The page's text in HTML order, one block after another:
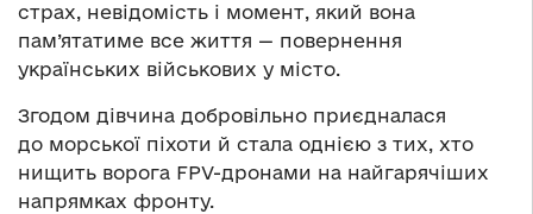
страх, невідомість і момент, який вона
пам’ятатиме все життя — повернення
українських військових у місто.
Згодом дівчина добровільно приєдналася
до морської піхоти й стала однією з тих, хто
нищить ворога FPV-дронами на найгарячіших
напрямках фронту.